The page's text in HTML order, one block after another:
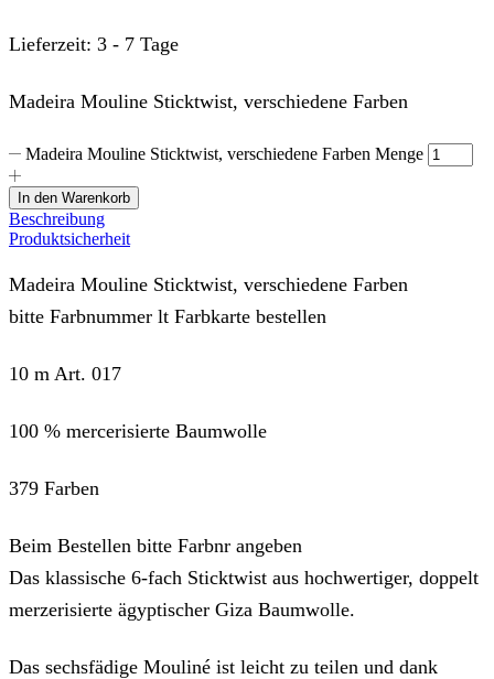
Lieferzeit: 3 - 7 Tage
Madeira Mouline Sticktwist, verschiedene Farben
Madeira Mouline Sticktwist, verschiedene Farben Menge
In den Warenkorb
Beschreibung
Produktsicherheit
Madeira Mouline Sticktwist, verschiedene Farben
bitte Farbnummer lt Farbkarte bestellen
10 m Art. 017
100 % mercerisierte Baumwolle
379 Farben
Beim Bestellen bitte Farbnr angeben
Das klassische 6-fach Sticktwist aus hochwertiger, doppelt
merzerisierte ägyptischer Giza Baumwolle.
Das sechsfädige Mouliné ist leicht zu teilen und dank